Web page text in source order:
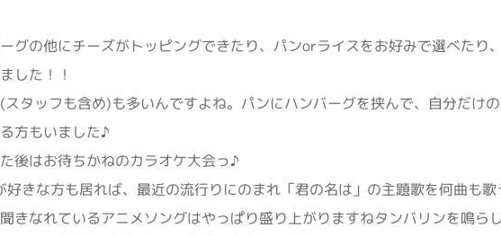
グの他にチーズがトッピングできたり、パンorライスをお好みで選べたり
した！！
タッフも含め)も多いんですよね。パンにハンバーグを挟んで、自分だけ
方もいました♪
後はお待ちかねのカラオケ大会っ♪
きな方も居れば、最近の流行りにのまれ「君の名は」の主題歌を何曲も歌
きなれているアニメソングはやっぱり盛り上がりますねタンバリンを鳴ら